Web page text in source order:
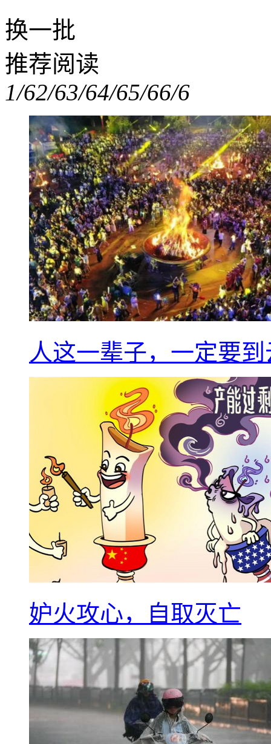
换一批
推荐阅读
1/62/63/64/65/66/6
人这一辈子，一定要
妒火攻心，自取灭亡